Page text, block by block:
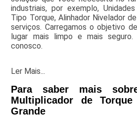
industriais, por exemplo,
Tipo Torque, Alinhador Nivelador
serviços. Carregamos o objetivo
lugar mais limpo e mais
conosco.
Ler Mais...
Para saber mais
Multiplicador de Torque
Grande